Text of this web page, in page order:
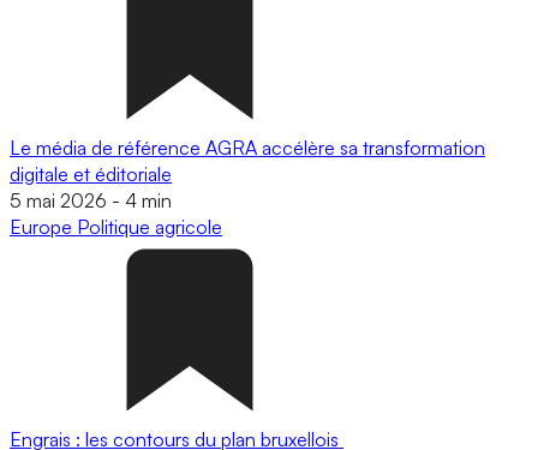
Le média de référence AGRA accélère sa transformation
digitale et éditoriale
5 mai 2026 - 4 min
Europe Politique agricole
Engrais : les contours du plan bruxellois